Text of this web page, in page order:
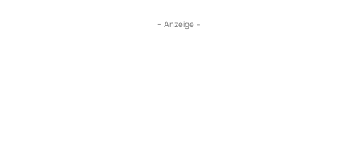
- Anzeige -